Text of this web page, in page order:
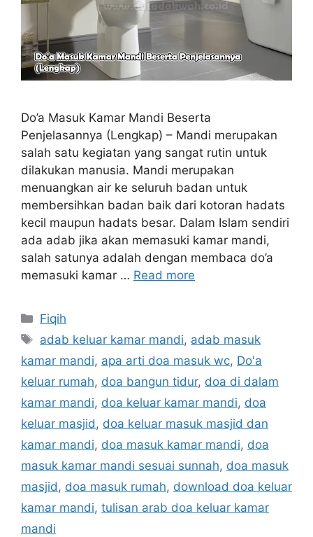
Do’a Masuk Kamar Mandi Beserta
Penjelasannya (Lengkap) – Mandi merupakan
salah satu kegiatan yang sangat rutin untuk
dilakukan manusia. Mandi merupakan
menuangkan air ke seluruh badan untuk
membersihkan badan baik dari kotoran hadats
kecil maupun hadats besar. Dalam Islam sendiri
ada adab jika akan memasuki kamar mandi,
salah satunya adalah dengan membaca do’a
memasuki kamar … Read more
Categories
Fiqih
Tags
adab keluar kamar mandi, adab masuk
kamar mandi, apa arti doa masuk wc, Do'a
keluar rumah, doa bangun tidur, doa di dalam
kamar mandi, doa keluar kamar mandi, doa
keluar masjid, doa keluar masuk masjid dan
kamar mandi, doa masuk kamar mandi, doa
masuk kamar mandi sesuai sunnah, doa masuk
masjid, doa masuk rumah, download doa keluar
kamar mandi, tulisan arab doa keluar kamar
mandi